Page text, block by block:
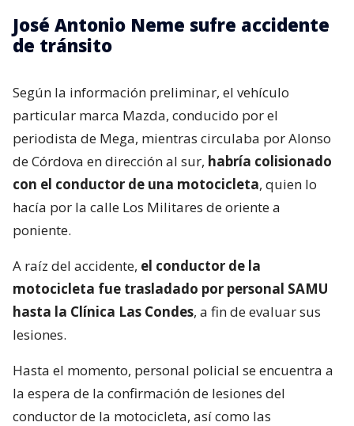
José Antonio Neme sufre accidente
de tránsito
Según la información preliminar, el vehículo
particular marca Mazda, conducido por el
periodista de Mega, mientras circulaba por Alonso
de Córdova en dirección al sur, habría colisionado
con el conductor de una motocicleta, quien lo
hacía por la calle Los Militares de oriente a
poniente.
A raíz del accidente, el conductor de la
motocicleta fue trasladado por personal SAMU
hasta la Clínica Las Condes, a fin de evaluar sus
lesiones.
Hasta el momento, personal policial se encuentra a
la espera de la confirmación de lesiones del
conductor de la motocicleta, así como las